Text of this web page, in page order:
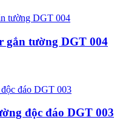
gắn tường DGT 004
độc đáo DGT 003